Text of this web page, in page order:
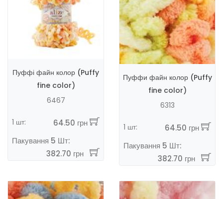
Пуффі файн колор (Puffy
fine color)
6467
1 шт:
64.50 грн
Пакування 5 Шт:
382.70 грн
Пуффи файн колор (Puffy
fine color)
6313
1 шт:
64.50 грн
Пакування 5 Шт:
382.70 грн